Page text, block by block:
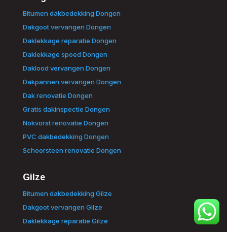
Bitumen dakbedekking Dongen
Dakgoot vervangen Dongen
Daklekkage reparatie Dongen
Daklekkage spoed Dongen
Daklood vervangen Dongen
Dakpannen vervangen Dongen
Dak renovatie Dongen
Gratis dakinspectie Dongen
Nokvorst renovatie Dongen
PVC dakbedekking Dongen
Schoorsteen renovatie Dongen
Gilze
Bitumen dakbedekking Gilze
Dakgoot vervangen Gilze
Daklekkage reparatie Gilze